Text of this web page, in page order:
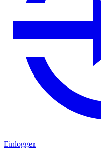
Einloggen